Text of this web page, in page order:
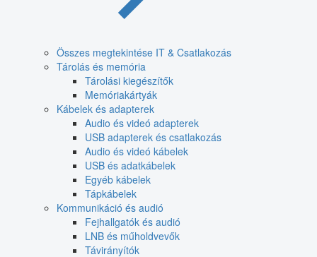
Összes megtekintése IT & Csatlakozás
Tárolás és memória
Tárolási kiegészítők
Memóriakártyák
Kábelek és adapterek
Audio és videó adapterek
USB adapterek és csatlakozás
Audio és videó kábelek
USB és adatkábelek
Egyéb kábelek
Tápkábelek
Kommunikáció és audió
Fejhallgatók és audió
LNB és műholdvevők
Távirányítók